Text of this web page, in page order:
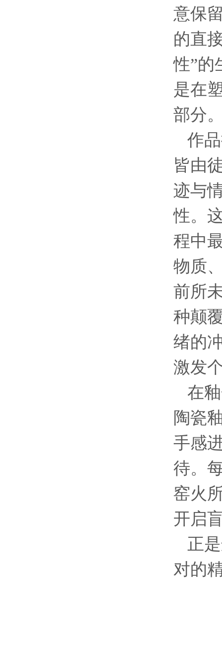
意保
的直
性”的
是在
部分
作
皆由
迹与
性。
程中
物质
前所
种颠
绪的
激发
在
陶瓷
手感
待。
窑火
开启
正
对的